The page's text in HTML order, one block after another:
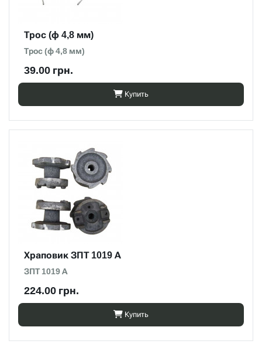
Трос (ф 4,8 мм)
Трос (ф 4,8 мм)
39.00 грн.
Купить
Храповик ЗПТ 1019 А
ЗПТ 1019 А
224.00 грн.
Купить